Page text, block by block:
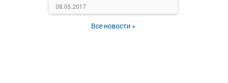
08.05.2017
Все новости »